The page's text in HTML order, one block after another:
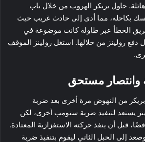
حاول بريكر الهروب من خلال باب
بكاحله، مما أدى إلى حادث غريب حيث
الخطأ عبر طاولة كانت موضوعة في
دفع رولينز من خلالها. استغل رولينز الموقف
وانتصار مستحق
من النهوض مرة أخرى بعد ضربة
يستعد لتنفيذ ضربة ستومب أخرى، لكن
قبل أن ينفذ حركته الاستفزازية المعتادة.
وصعد إلى الحبل الثاني ليقوم بتنفيذ ضربة